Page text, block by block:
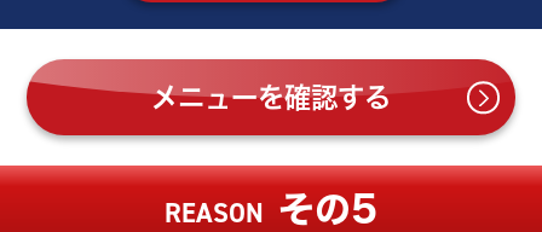
メニューを確認する
REASON その5